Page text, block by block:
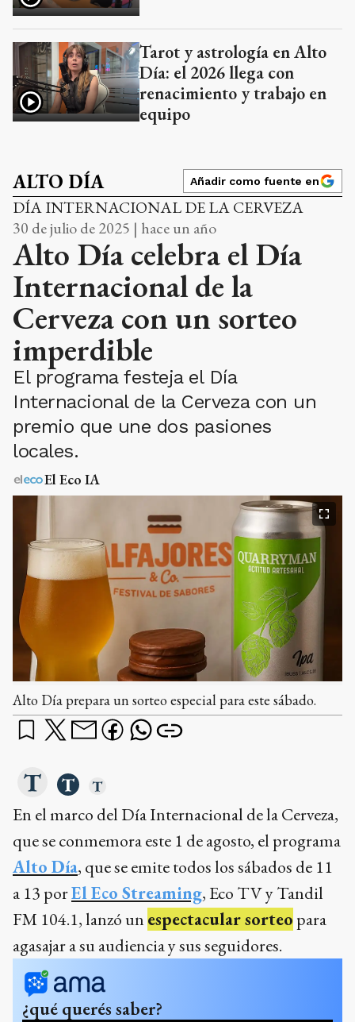
Tarot y astrología en Alto
Día: el 2026 llega con
renacimiento y trabajo en
equipo
ALTO DÍA Añadir como fuente en
DÍA INTERNACIONAL DE LA CERVEZA
30 de julio de 2025 | hace un año
Alto Día celebra el Día
Internacional de la
Cerveza con un sorteo
imperdible
El programa festeja el Día
Internacional de la Cerveza con un
premio que une dos pasiones
locales.
El Eco IA
Alto Día prepara un sorteo especial para este sábado.
En el marco del Día Internacional de la Cerveza,
que se conmemora este 1 de agosto, el programa
Alto Día, que se emite todos los sábados de 11
a 13 porEl Eco Streaming, Eco TV y Tandil
FM 104.1, lanzó un espectacular sorteo para
agasajar a su audiencia y sus seguidores.
¿qué querés saber?